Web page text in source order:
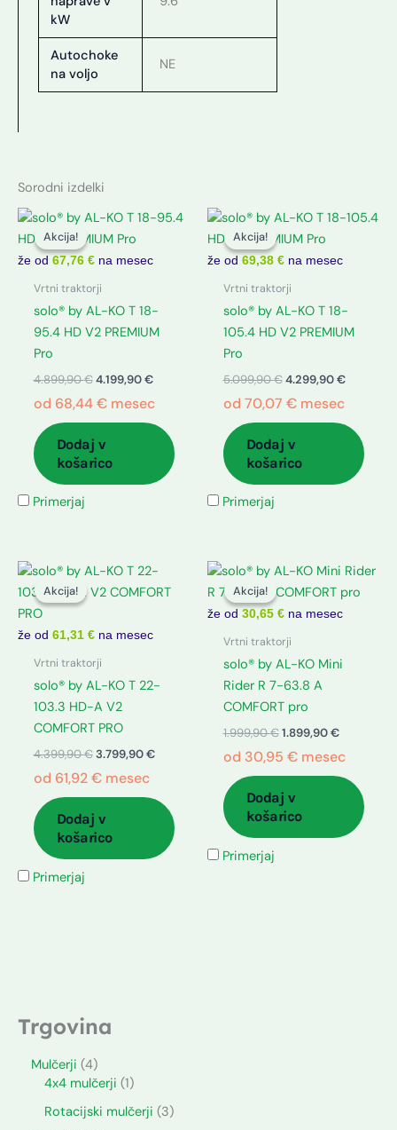
Trgovina
Mulčerji 4
4x4 mulčerji 1
Rotacijski mulčerji 3
kW
Autochoke
na voljo
NE
Sorodni izdelki
Akcija!
že od 67,76 € na mesec
Akcija!
Vrtni traktorji
solo® by AL-KO T 18-
95.4 HD V2 PREMIUM
Pro
4.899,90€
Izvirna
je
bila:
4.199,90€
Trenutna
4.199,90 €.
od 68,44€mesec
Dodaj v
košarico
Primerjaj
Akcija!
že od 69,38 € na mesec
Akcija!
Vrtni traktorji
solo® by AL-KO T 18-
105.4 HD V2 PREMIUM
Pro
5.099,90€
Izvirna
je
bila:
4.299,90€
Trenutna
od 70,07 €mesec
Dodaj v
košarico
Primerjaj
Akcija!
že od 61,31 € na mesec
Akcija!
Vrtni traktorji
solo® by AL-KO T 22-
103.3 HD-A V2
COMFORT PRO
4.399,90€
Izvirna
cena
je
4.399,90 €.
3.799,90€
Trenutna
cena
je:
3.799,90 €.
od 61,92€mesec
Dodaj v
košarico
Primerjaj
Akcija!
že od 30,65 € na mesec
Akcija!
Vrtni traktorji
solo® by AL-KO Mini
Rider R 7-63.8 A
COMFORT pro
1.999,90€
Izvirna
cena
je
bila:
1.899,90€
Trenutna
je:
1.899,90
od 30,95 €mesec
Dodaj v
košarico
Primerjaj